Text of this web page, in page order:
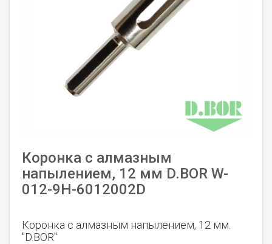
Коронка с алмазным
напылением, 12 мм D.BOR W-
012-9H-6012002D
Коронка с алмазным напылением, 12 мм.
"D.BOR"